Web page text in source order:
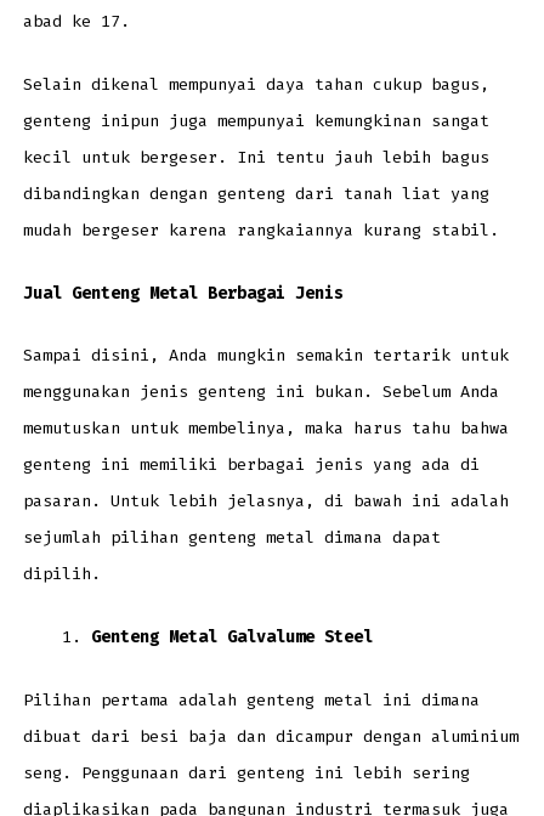
abad ke 17.
Selain dikenal mempunyai daya tahan cukup bagus,
genteng inipun juga mempunyai kemungkinan sangat
kecil untuk bergeser. Ini tentu jauh lebih bagus
dibandingkan dengan genteng dari tanah liat yang
mudah bergeser karena rangkaiannya kurang stabil.
Jual Genteng Metal Berbagai Jenis
Sampai disini, Anda mungkin semakin tertarik untuk
menggunakan jenis genteng ini bukan. Sebelum Anda
memutuskan untuk membelinya, maka harus tahu bahwa
genteng ini memiliki berbagai jenis yang ada di
pasaran. Untuk lebih jelasnya, di bawah ini adalah
sejumlah pilihan genteng metal dimana dapat
dipilih.
Genteng Metal Galvalume Steel
Pilihan pertama adalah genteng metal ini dimana
dibuat dari besi baja dan dicampur dengan aluminium
seng. Penggunaan dari genteng ini lebih sering
diaplikasikan pada bangunan industri termasuk juga